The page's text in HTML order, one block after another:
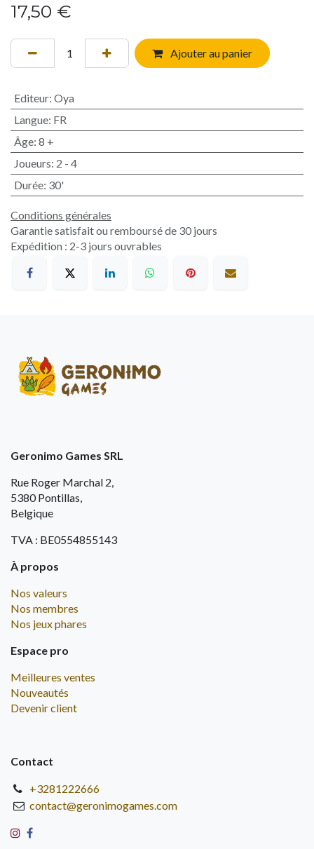
17,50 €
Ajouter au panier
Editeur: Oya
Langue: FR
Âge: 8 +
Joueurs: 2 - 4
Durée: 30'
Conditions générales
Garantie satisfait ou remboursé de 30 jours
Expédition : 2-3 jours ouvrables
Geronimo Games SRL
Rue Roger Marchal 2,
5380 Pontillas,
Belgique
TVA : BE0554855143
À propos
Nos valeurs
Nos membres
Nos jeux phares
Espace pro
Meilleures ventes
Nouveautés
Devenir client
Contact
+3281222666
contact@geronimogames.com